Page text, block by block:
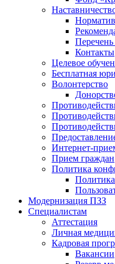
Контакты
Целевое
Бесплатная
Волонтерство
Интернет-
Прием граждан
Политика
Модернизация ПЗЗ
Специалистам
Аттестация
Личная
Кадровая
Вакансии